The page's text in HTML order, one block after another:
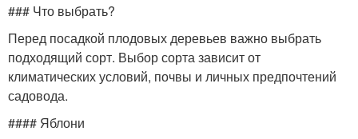
### Что выбрать?
Перед посадкой плодовых деревьев важно выбрать
подходящий сорт. Выбор сорта зависит от
климатических условий, почвы и личных предпочтений
садовода.
#### Яблони